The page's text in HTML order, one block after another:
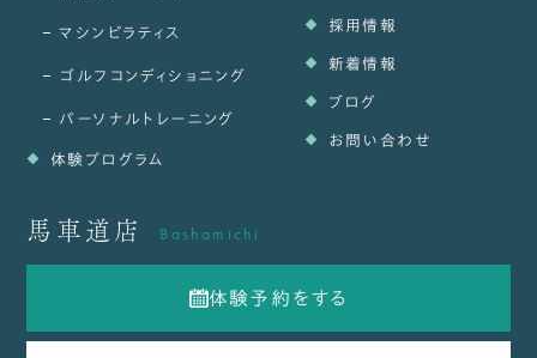
マシンピラティス
ゴルフコンディショニング
パーソナルトレーニング
体験プログラム
採用情報
新着情報
ブログ
お問い合わせ
馬車道店 Bashamichi
体験予約をする